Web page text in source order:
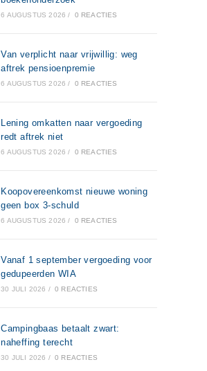
6 AUGUSTUS 2026 / 0 REACTIES
Van verplicht naar vrijwillig: weg
aftrek pensioenpremie
6 AUGUSTUS 2026 / 0 REACTIES
Lening omkatten naar vergoeding
redt aftrek niet
6 AUGUSTUS 2026 / 0 REACTIES
Koopovereenkomst nieuwe woning
geen box 3-schuld
6 AUGUSTUS 2026 / 0 REACTIES
Vanaf 1 september vergoeding voor
gedupeerden WIA
30 JULI 2026 / 0 REACTIES
Campingbaas betaalt zwart:
naheffing terecht
30 JULI 2026 / 0 REACTIES